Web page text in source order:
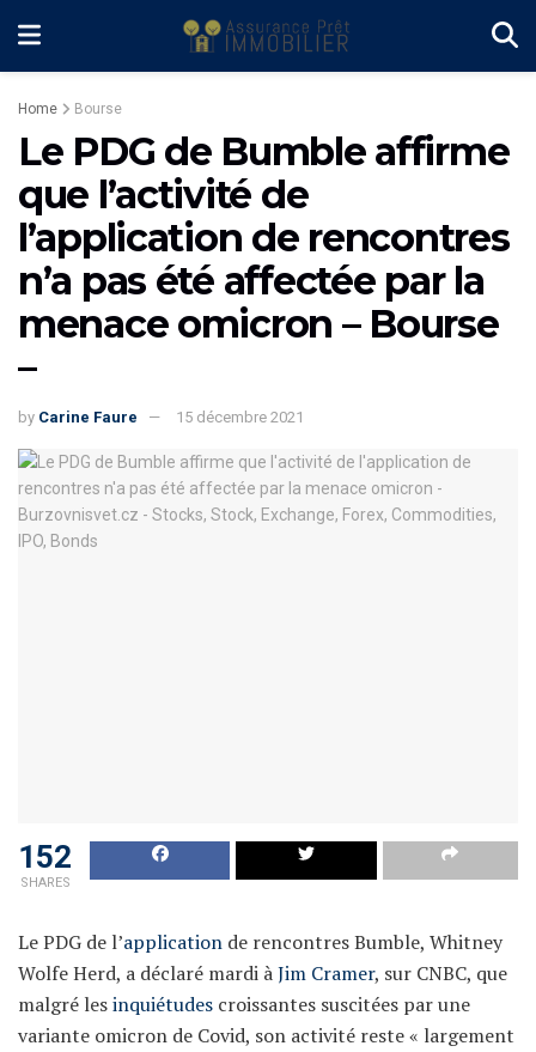
Home Bourse
Le PDG de Bumble affirme
que l’activité de
l’application de rencontres
n’a pas été affectée par la
menace omicron – Bourse
–
by Carine Faure 15 décembre 2021
152
SHARES
Le PDG de l’application de rencontres Bumble, Whitney
Wolfe Herd, a déclaré mardi àJim Cramer, sur CNBC, que
malgré lesinquiétudes croissantes suscitées par une
variante omicron de Covid, son activité reste « largement